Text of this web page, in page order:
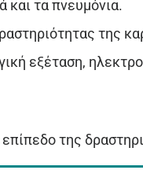
τα πνευμόνια.
της
εξέταση,
της